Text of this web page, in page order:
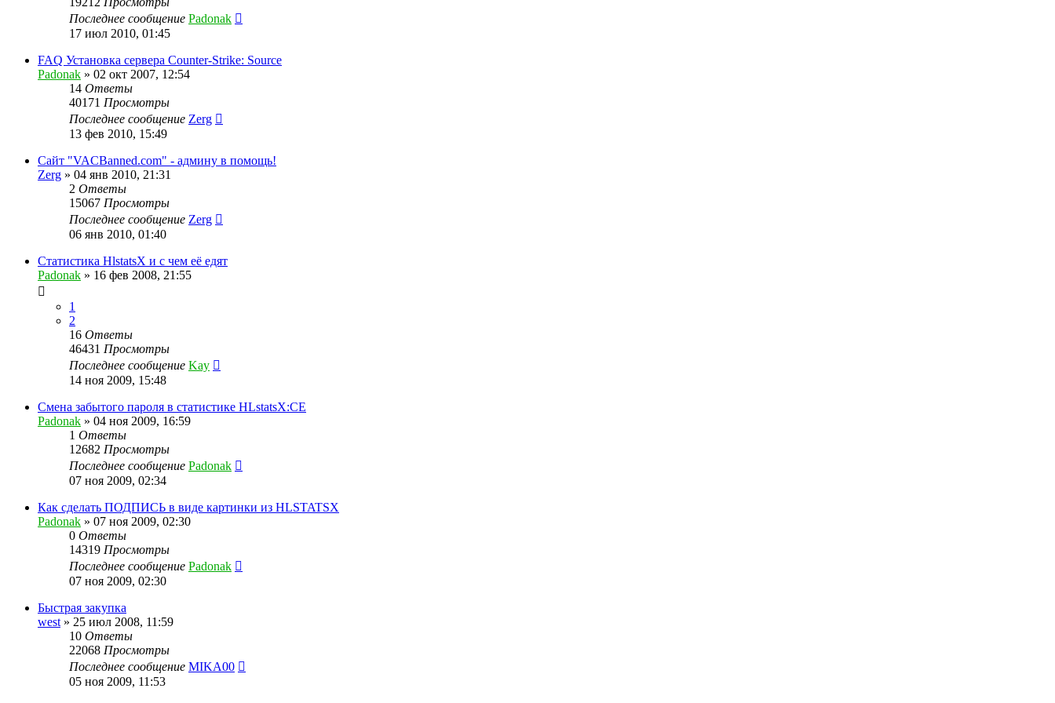
Последнее сообщение Padonak
17 июл 2010, 01:45
FAQ Установка сервера Counter-Strike: Source
Padonak » 02 окт 2007, 12:54
14 Ответы
40171 Просмотры
Последнее сообщение Zerg
13 фев 2010, 15:49
Сайт "VACBanned.com" - админу в помощь!
Zerg » 04 янв 2010, 21:31
2 Ответы
15067 Просмотры
Последнее сообщение Zerg
06 янв 2010, 01:40
Статистика HlstatsX и с чем её едят
Padonak » 16 фев 2008, 21:55
1
2
16 Ответы
46431 Просмотры
Последнее сообщение Kay
14 ноя 2009, 15:48
Смена забытого пароля в статистике HLstatsX:CE
Padonak » 04 ноя 2009, 16:59
1 Ответы
12682 Просмотры
Последнее сообщение Padonak
07 ноя 2009, 02:34
Как сделать ПОДПИСЬ в виде картинки из HLSTATSX
Padonak » 07 ноя 2009, 02:30
0 Ответы
14319 Просмотры
Последнее сообщение Padonak
07 ноя 2009, 02:30
Быстрая закупка
west » 25 июл 2008, 11:59
10 Ответы
22068 Просмотры
Последнее сообщение MIKA00
05 ноя 2009, 11:53